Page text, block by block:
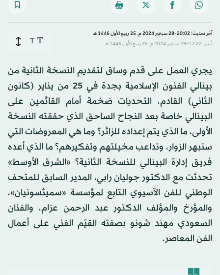
آخر تحديث: 20:02-28 سبتمبر 2024 م ـ 25 ربيع الأول 1446 هـ
نُشر: 17:22-28 سبتمبر 2024 م ـ 25 ربيع الأول 1446 هـ
T
T
يجري العمل على قدم وساق لتقديم النسخة الثانية من
بينالي الفنون الإسلامية بجدة في 25 من يناير (كانون
الثاني) القادم، التحديات ضخمة أمام القائمين على
البينالي خاصة بعد النجاح الساحق الذي حققته النسخة
الأولى، ما الذي يتم إعداده للزائر؟ وما هي المعروضات التي
ستبهر الزوار، وتداعب مخيلتهم وتفكيرهم؟ ما الذي أعده
فريق إدارة البينالي للنسخة الثانية؟ «الشرق الأوسط»
تحدثت مع الدكتور جوليان رابي، المدير السابق للمتحف
الوطني للفن الآسيوي التابع لمؤسسة «سميثسونيان»،
والمؤرخ والمؤلف الدكتور عبد الرحمن عزام، والفنان
السعودي مهند شونو بصفته القيّم الفني على أعمال
الفن المعاصر.